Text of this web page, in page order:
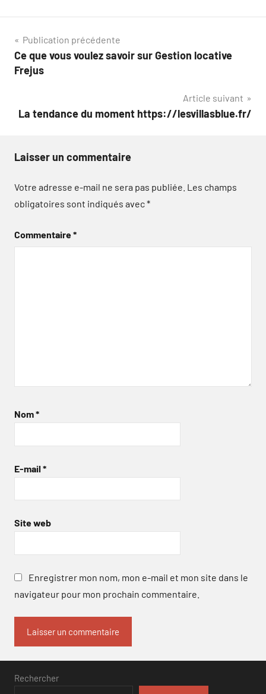
Navigation
de
Publication précédente
Ce que vous voulez savoir sur Gestion locative
Frejus
Article suivant
La tendance du moment https://lesvillasblue.fr/
Laisser un commentaire
Votre adresse e-mail ne sera pas publiée. Les champs
obligatoires sont indiqués avec*
Commentaire*
Nom*
E-mail *
Site web
Enregistrer mon nom, mon e-mail et mon site dans le
navigateur pour mon prochain commentaire.
Rechercher